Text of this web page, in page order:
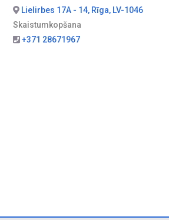
Lielirbes 17A - 14, Rīga, LV-1046
Skaistumkopšana
+371 28671967